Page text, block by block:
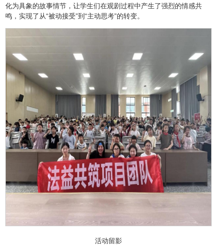
化为具象的故事情节，让学生们在观剧过程中产生了强烈的情感共
鸣，实现了从“被动接受”到“主动思考”的转变。
活动留影